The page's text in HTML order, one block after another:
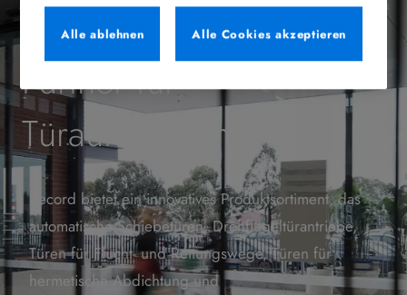
Record ist Ihr globaler
Partner für
Türautomation
Record bietet ein innovatives Produktsortiment, das
automatische Schiebetüren, Drehflügeltürantriebe,
Türen für Flucht- und Rettungswege, Türen für
hermetische Abdichtung und
Alle ablehnen Alle Cookies akzeptieren